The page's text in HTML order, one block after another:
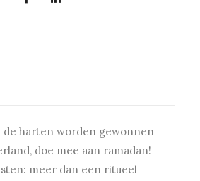
de harten worden gewonnen
doe mee aan ramadan!
meer dan een ritueel